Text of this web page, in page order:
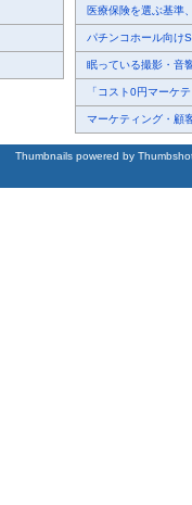
医療保険を選ぶ基準
パチンコホール向け
眠っている撮影・音
「コスト0円マーケ
マーケティング・顧
Thumbnails powered by